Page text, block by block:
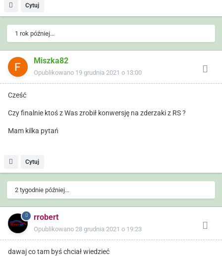
Cytuj
1 rok później...
Miszka82
Opublikowano 19 grudnia 2021 o 13:00
Cześć
Czy finalnie ktoś z Was zrobił konwersję na zderzaki z RS ?
Mam kilka pytań
Cytuj
2 tygodnie później...
rrobert
Opublikowano 28 grudnia 2021 o 19:23
dawaj co tam byś chciał wiedzieć